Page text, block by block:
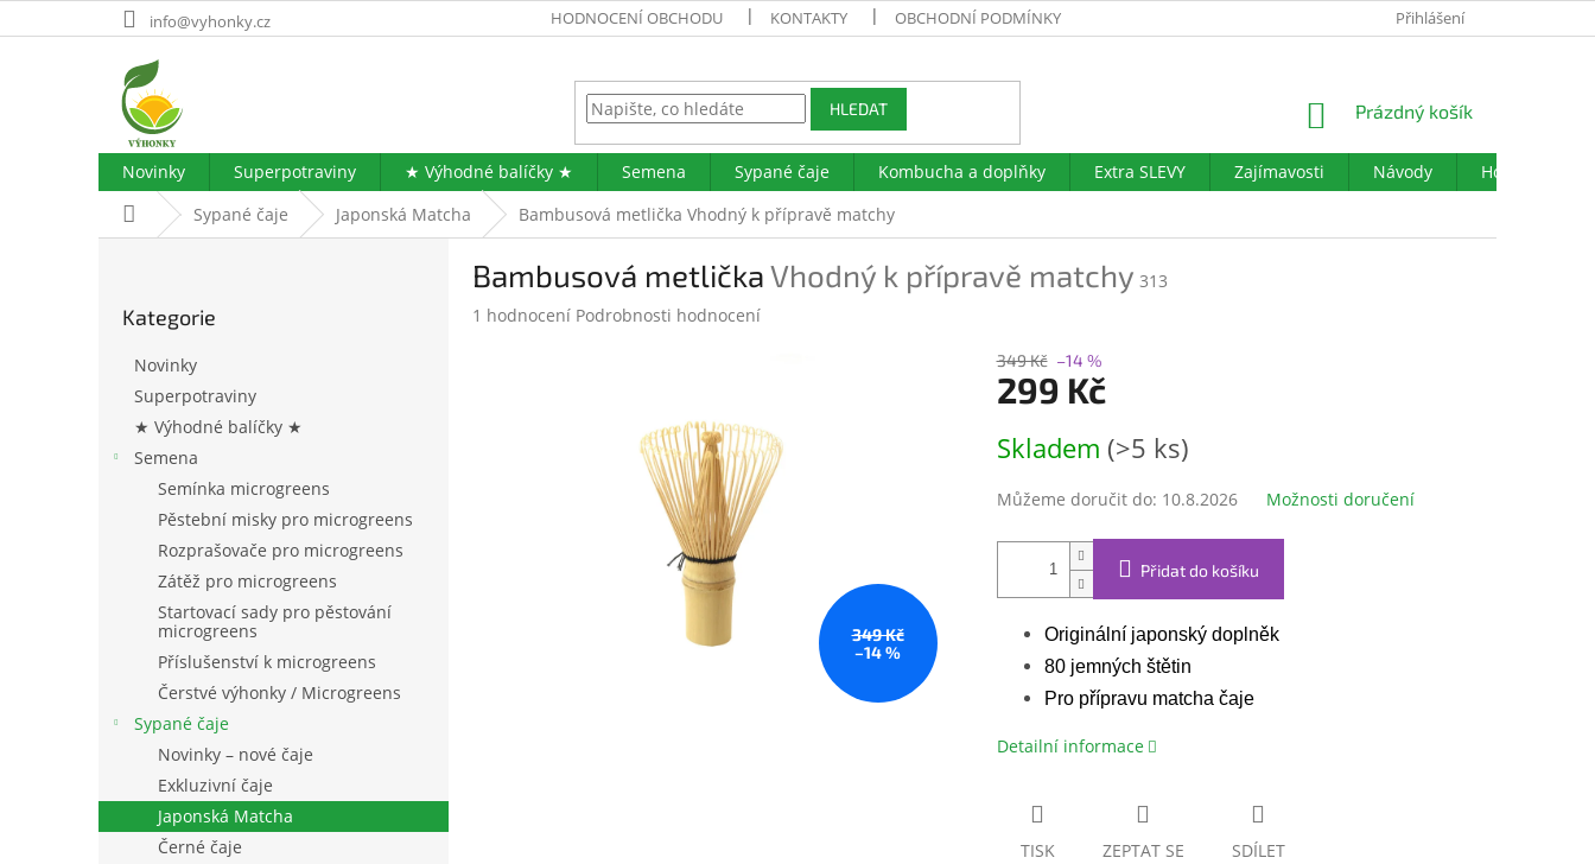
na
info@vyhonky.cz HODNOCENÍ OBCHODU KONTAKTY OBCHODNÍ PODMÍNKY PODMÍNKY OCHRANY OSOBNÍCH ÚDAJŮ DOTAZNÍK
Přihlášení
HLEDAT
NÁKUPNÍ
Prázdný košík
Novinky Superpotraviny ★ Výhodné balíčky ★ Semena Sypané čaje Kombucha a doplňky Extra SLEVY Zajímavosti Návody
Hodnocení
Domů Sypané čaje Japonská Matcha Bambusová metlička Vhodný k přípravě matchy
kategorie
Kategorie
Novinky
Superpotraviny
★ Výhodné balíčky ★
Semena
Semínka microgreens
Pěstební misky pro microgreens
Rozprašovače pro microgreens
Zátěž pro microgreens
Startovací sady pro pěstování
microgreens
Příslušenství k microgreens
Čerstvé výhonky / Microgreens
Sypané čaje
Novinky – nové čaje
Exkluzivní čaje
Japonská Matcha
Černé čaje
Bambusová metličkaVhodný k přípravě matchy 313
Průměrné
1 hodnocení Podrobnosti hodnocení
349 Kč
–14 %
349 Kč –14 %
299 Kč
cena:
Skladem (>5 ks)
Můžeme doručit do: 10.8.2026 Možnosti doručení
Přidat do košíku
Originální japonský doplněk
80 jemných štětin
Pro přípravu matcha čaje
Detailní informace
TISK ZEPTAT SE SDÍLET